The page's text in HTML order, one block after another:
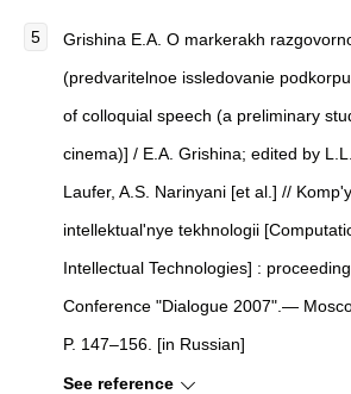
Grishina E.A. O markerakh
(predvaritelnoe issledovanie
of colloquial speech (a preliminary
cinema)] / E.A. Grishina; edited by
Laufer, A.S. Narinyani [et al.] //
intellektual'nye tekhnologii
Intellectual Technologies] :
Conference "Dialogue 2007".—
P. 147–156. [in Russian]
See reference